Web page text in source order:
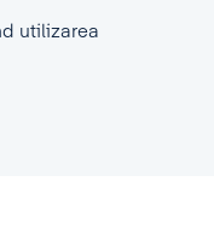
utilizarea